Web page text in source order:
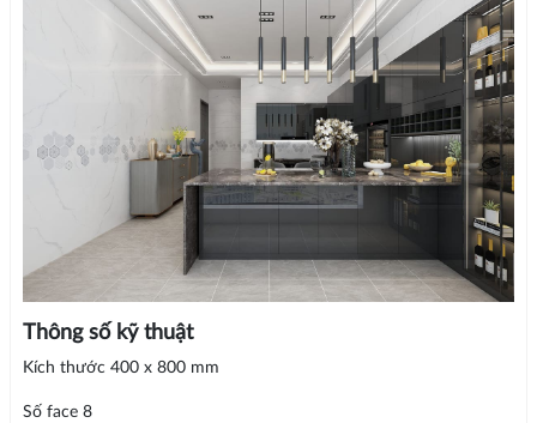
Thông số kỹ thuật
Kích thước 400 x 800 mm
Số face 8